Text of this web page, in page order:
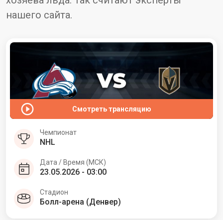
нашего сайта.
Смотреть трансляцию
Чемпионат
NHL
Дата / Время (МСК)
23.05.2026 - 03:00
Стадион
Болл-арена (Денвер)